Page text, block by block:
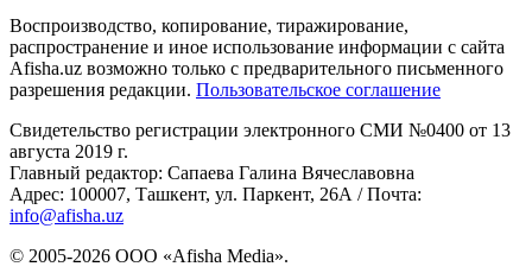
Воспроизводство, копирование, тиражирование,
распространение и иное использование информации с сайта
Afisha.uz возможно только с предварительного письменного
разрешения редакции. Пользовательское соглашение
Свидетельство регистрации электронного СМИ №0400 от 13
августа 2019 г.
Главный редактор: Сапаева Галина Вячеславовна
Адрес: 100007, Ташкент, ул. Паркент, 26А / Почта:
info@afisha.uz
© 2005-2026 ООО «Afisha Media».